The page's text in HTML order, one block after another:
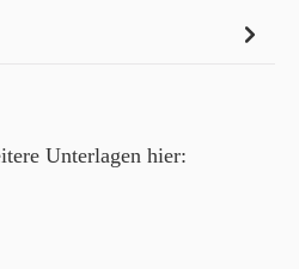
Unterlagen hier: